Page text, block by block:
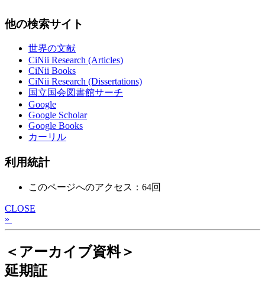
他の検索サイト
世界の文献
CiNii Research (Articles)
CiNii Books
CiNii Research (Dissertations)
国立国会図書館サーチ
Google
Google Scholar
Google Books
カーリル
利用統計
このページへのアクセス：64回
CLOSE
»
＜アーカイブ資料＞
延期証